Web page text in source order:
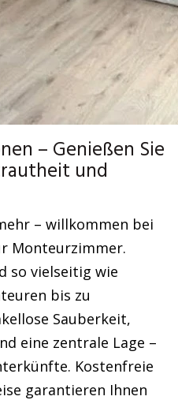
– Genießen Sie
und
– willkommen bei
Monteurzimmer.
so vielseitig wie
bis zu
Sauberkeit,
eine zentrale Lage –
Kostenfreie
garantieren Ihnen